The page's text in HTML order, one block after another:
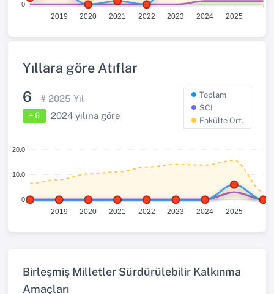
0
2019 2020 2021 2022 2023 2024 2025
Yıllara göre Atıflar
6 # 2025 Yıl
+ 6 2024 yılına göre
Toplam
SCI
Fakülte Ort.
20.0
10.0
0
2019 2020 2021 2022 2023 2024 2025
Birleşmiş Milletler Sürdürülebilir Kalkınma
Amaçları